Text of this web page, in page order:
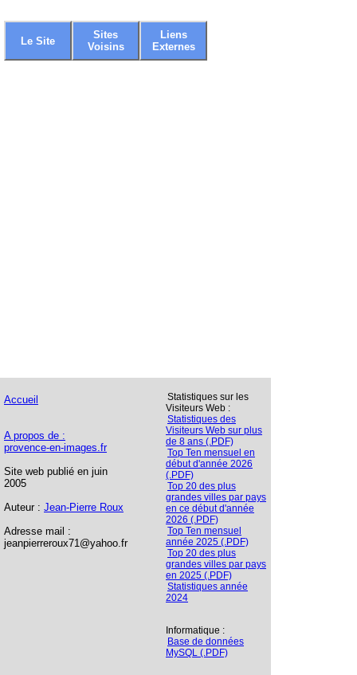
Le Site
Sites
Voisins
Liens
Externes
Accueil
A propos de :
provence-en-images.fr
Site web publié en juin
2005
Auteur : Jean-Pierre Roux
Adresse mail :
jeanpierreroux71@yahoo.fr
Statistiques sur les
Visiteurs Web :
Statistiques des
Visiteurs Web sur plus
de 8 ans (.PDF)
Top Ten mensuel en
début d'année 2026
(.PDF)
Top 20 des plus
grandes villes par pays
en ce début d'année
2026 (.PDF)
Top Ten mensuel
année 2025 (.PDF)
Top 20 des plus
grandes villes par pays
en 2025 (.PDF)
Statistiques année
2024
Informatique :
Base de données
MySQL (.PDF)